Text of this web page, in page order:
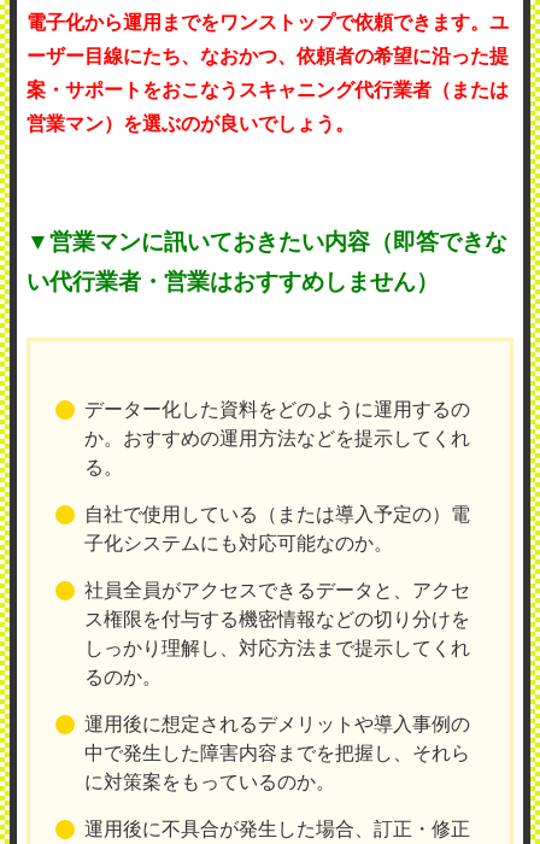
電子化から運用までをワンストップで依頼できます。ユ
ーザー目線にたち、なおかつ、依頼者の希望に沿った提
案・サポートをおこなうスキャニング代行業者（または
営業マン）を選ぶのが良いでしょう。
▼営業マンに訊いておきたい内容（即答できな
い代行業者・営業はおすすめしません）
データー化した資料をどのように運用するの
か。おすすめの運用方法などを提示してくれ
る。
自社で使用している（または導入予定の）電
子化システムにも対応可能なのか。
社員全員がアクセスできるデータと、アクセ
ス権限を付与する機密情報などの切り分けを
しっかり理解し、対応方法まで提示してくれ
るのか。
運用後に想定されるデメリットや導入事例の
中で発生した障害内容までを把握し、それら
に対策案をもっているのか。
運用後に不具合が発生した場合、訂正・修正